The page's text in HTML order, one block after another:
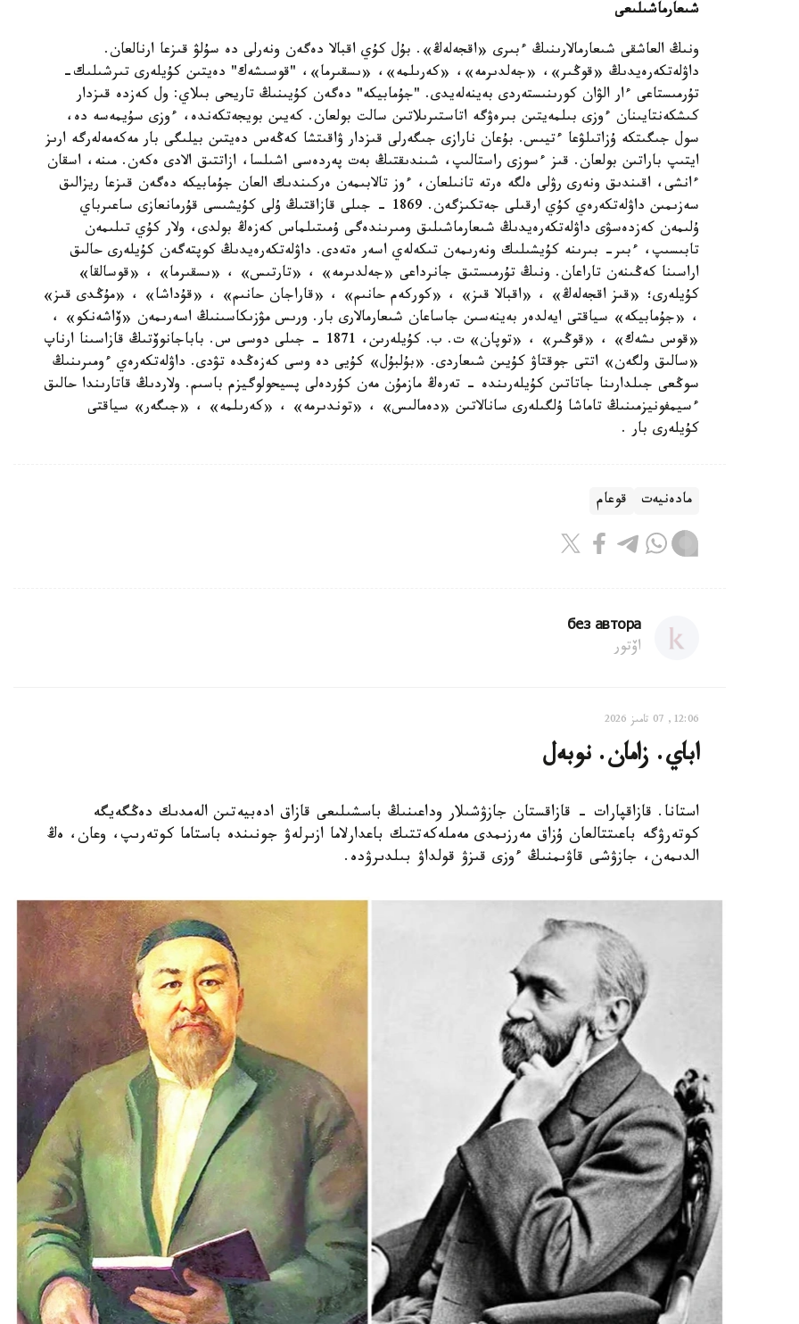
شىعارماشىلىعى
ونىڭ العاشقى شىعارمالارىنىڭ ءبىرى «اقجەلەڭ». بۇل كۇي اقبالا دەگەن ونەرلى دە سۇلۋ قىزعا ارنالعان.
داۋلەتكەرەيدىڭ «قوڭىر»، «جەلدىرمە»، «كەرىلمە»، «ىسقىرما»، "قوسىشەك" دەيتىن كۇيلەرى تىرشىلىك-
تۇرمىستاعى ءار الۋان كورىنىستەردى بەينەلەيدى. "جۇمابيكە" دەگەن كۇيىنىڭ تاريحى بىلاي: ول كەزدە قىزدار
كىشكەنتايىنان ءوزى بىلمەيتىن بىرەۋگە اتاستىرىلاتىن سالت بولعان. كەيىن بويجەتكەندە، ءوزى سۇيمەسە دە،
سول جىگىتكە ۇزاتىلۋعا ءتيىس. بۇعان نارازى جىگەرلى قىزدار ۋاقىتشا كەڭەس دەيتىن بيلىگى بار مەكەمەلەرگە ارىز
ايتىپ باراتىن بولعان. قىز ءسوزى راستالىپ، شىندىقتىڭ بەت پەردەسى اشىلسا، ازاتتىق الادى ەكەن. مىنە، اسقان
ءانشى، اقىندىق ونەرى رۋلى ەلگە ەرتە تانىلعان، ءوز تالابىمەن ەركىندىك العان جۇمابيكە دەگەن قىزعا ريزالىق
سەزىمىن داۋلەتكەرەي كۇي ارقىلى جەتكىزگەن. 1869 - جىلى قازاقتىڭ ۇلى كۇيشىسى قۇرمانعازى ساعىرباي
ۇلىمەن كەزدەسۋى داۋلەتكەرەيدىڭ شىعارماشىلىق ومىرىندەگى ۇمىتىلماس كەزەڭ بولدى، ولار كۇي تىلىمەن
تابىسىپ، ءبىر- بىرىنە كۇيشىلىك ونەرىمەن تىكەلەي اسەر ەتەدى. داۋلەتكەرەيدىڭ كوپتەگەن كۇيلەرى حالىق
اراسىنا كەڭىنەن تاراعان. ونىڭ تۇرمىستىق جانرداعى «جەلدىرمە» ، «تارتىس» ، «ىسقىرما» ، «قوسالقا»
كۇيلەرى؛ «قىز اقجەلەڭ» ، «اقبالا قىز» ، «كوركەم حانىم» ، «قاراجان حانىم» ، «قۇداشا» ، «مۇڭدى قىز»
، «جۇمابيكە» سياقتى ايەلدەر بەينەسىن جاساعان شىعارمالارى بار. ورىس مۋزىكاسىنىڭ اسەرىمەن «ۆاشەنكو» ،
«قوس ىشەك» ، «قوڭىر» ، «توپان» ت. ب. كۇيلەرىن، 1871 - جىلى دوسى س. باباجانوۆتىڭ قازاسىنا ارناپ
«سالىق ولگەن» اتتى جوقتاۋ كۇيىن شىعاردى. «بۇلبۇل» كۇيى دە وسى كەزەڭدە تۋدى. داۋلەتكەرەي ءومىرىنىڭ
سوڭعى جىلدارىنا جاتاتىن كۇيلەرىندە - تەرەڭ مازمۇن مەن كۇردەلى پسيحولوگيزم باسىم. ولاردىڭ قاتارىندا حالىق
ءسيمفونيزمىنىڭ تاماشا ۇلگىلەرى سانالاتىن «دەمالىس» ، «توندىرمە» ، «كەرىلمە» ، «جىگەر» سياقتى
كۇيلەرى بار .
مادەنيەت قوعام
без автора
اۆتور
12:06, 07 تامىز 2026
اباي. زامان. نوبەل
استانا. قازاقپارات - قازاقستان جازۋشىلار وداعىنىڭ باسشىلىعى قازاق ادەبيەتىن الەمدىك دەڭگەيگە
كوتەرۋگە باعىتتالعان ۇزاق مەرزىمدى مەملەكەتتىك باعدارلاما ازىرلەۋ جونىندە باستاما كوتەرىپ، وعان، ەڭ
الدىمەن، جازۋشى قاۋىمنىڭ ءوزى قىزۋ قولداۋ بىلدىرۋدە.